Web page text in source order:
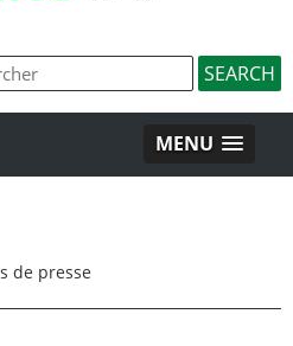
MENU
de presse